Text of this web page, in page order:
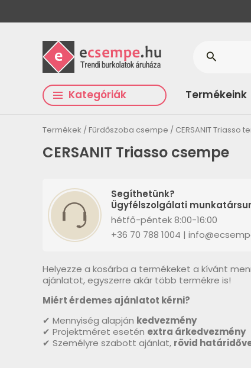
Kategóriák Termékeink
search
Termékek Fürdőszoba csempe CERSANIT Triasso
CERSANIT Triasso csempe
Segíthetünk?
Ügyfélszolgálati
hétfő-péntek 8:00-16:00
+36 70 788 1004 |
Helyezze a kosárba a termékeket a kívánt
ajánlatot, egyszerre akár több termékre is!
Miért érdemes ajánlatot kérni?
✔ Mennyiség alapján kedvezmény
✔ Projektméret esetén extra árkedvezmény
✔ Személyre szabott ajánlat, rövid